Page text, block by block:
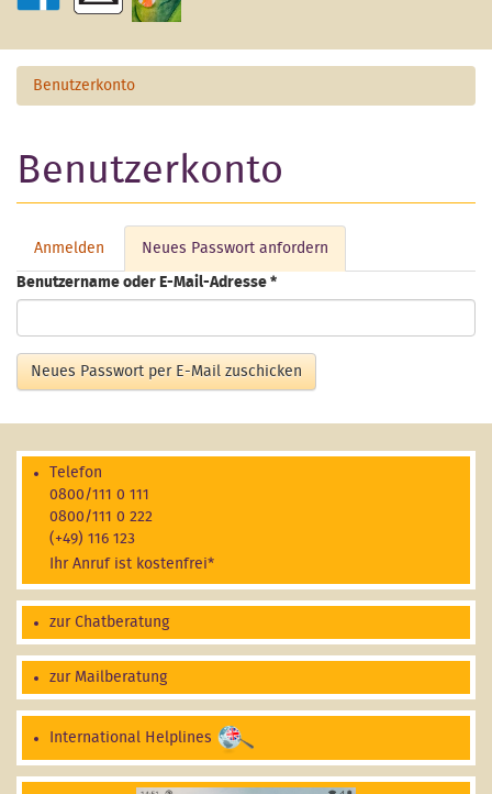
Benutzerkonto
Benutzerkonto
Haupt-Reiter
Anmelden Neues Passwort anfordern
Reiter)
Benutzername oder E-Mail-Adresse *
Neues Passwort per E-Mail zuschicken
Telefon
0800/111 0 111
0800/111 0 222
(+49) 116 123
Ihr Anruf ist kostenfrei*
zur Chatberatung
zur Mailberatung
International Helplines